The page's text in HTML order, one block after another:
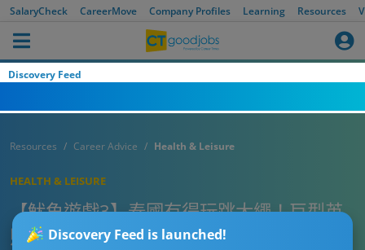
SalaryCheck CareerMove Company Profiles Learning Resources
Discovery Feed
Discovery Feed is launched!
Resources Career Advice Health & Leisure
HEALTH & LEISURE
【魷魚遊戲3】泰國有得玩跳大繩！巨型英
熙哲秀空降老城 街頭跳大繩挑戰難度升級！